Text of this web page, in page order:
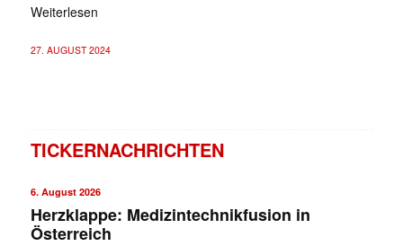
Weiterlesen
27. AUGUST 2024
TICKERNACHRICHTEN
6. August 2026
Herzklappe: Medizintechnikfusion in
Österreich